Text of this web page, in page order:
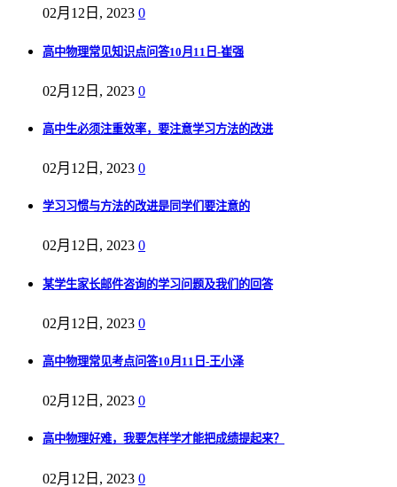
02月12日, 2023 0
高中物理常见知识点问答10月11日-崔强
02月12日, 2023 0
高中生必须注重效率，要注意学习方法的改进
02月12日, 2023 0
学习习惯与方法的改进是同学们要注意的
02月12日, 2023 0
某学生家长邮件咨询的学习问题及我们的回答
02月12日, 2023 0
高中物理常见考点问答10月11日-王小泽
02月12日, 2023 0
高中物理好难，我要怎样学才能把成绩提起来？
02月12日, 2023 0